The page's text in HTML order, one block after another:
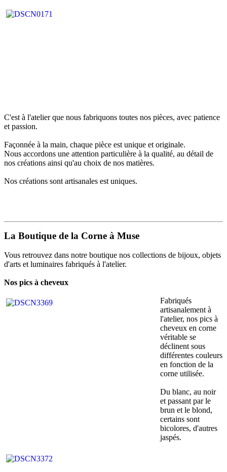
C'est à l'atelier que nous fabriquons toutes nos pièces, avec patience
et passion.
Façonnée à la main, chaque pièce est unique et originale.
Nous accordons une attention particulière à la qualité, au détail de
nos créations ainsi qu'au choix de nos matières.
Nos créations sont artisanales est uniques.
La Boutique de la Corne à Muse
Vous retrouvez dans notre boutique nos collections de bijoux, objets
d'arts et luminaires fabriqués à l'atelier.
Nos pics à cheveux
Fabriqués
artisanalement à
l'atelier, nos pics à
cheveux en corne
véritable se
déclinent sous
différentes couleurs
en fonction de la
corne utilisée.
Du blanc, au noir
et passant par le
brun et le blond,
certains sont
bicolores, d'autres
jaspés.